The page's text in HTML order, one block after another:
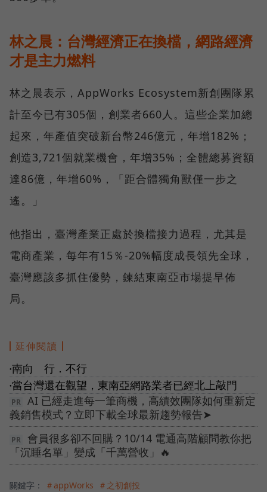
林之晨：台灣經濟正在換檔，網路經濟
才是主力燃料
林之晨表示，AppWorks Ecosystem新創團隊累
計至今已有305個，創業者660人。這些企業加總
起來，年產值突破新台幣246億元，年增182%；
創造3,721個就業機會，年增35%；全體總募資額
達86億，年增60%，「距合體獨角獸僅一步之
遙。」
他指出，臺灣產業正處於換檔接力過程，尤其是
電商產業，每年有15％-20%幅度成長領先全球，
臺灣應該多抓住優勢，鍊結東南亞市場提早佈
局。
延伸閱讀
●南向 行．不行
●當台灣還在觀望，東南亞網路業者已經北上敲門
AI 已經走進每一筆商機，高績效團隊如何重新定
義銷售模式？立即下載全球最新趨勢報告➤
會員很多卻不回購？10/14 電通高階顧問教你把
「沉睡名單」變成「千萬營收」🔥
關鍵字： ＃appWorks ＃之初創投